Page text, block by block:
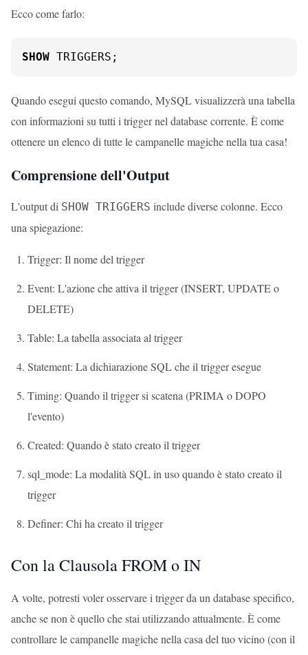
Ecco come farlo:
SHOW TRIGGERS;
Quando esegui questo comando, MySQL visualizzerà una tabella
con informazioni su tutti i trigger nel database corrente. È come
ottenere un elenco di tutte le campanelle magiche nella tua casa!
Comprensione dell'Output
L'output di SHOW TRIGGERS include diverse colonne. Ecco
una spiegazione:
Trigger: Il nome del trigger
Event: L'azione che attiva il trigger (INSERT, UPDATE o
DELETE)
Table: La tabella associata al trigger
Statement: La dichiarazione SQL che il trigger esegue
Timing: Quando il trigger si scatena (PRIMA o DOPO
l'evento)
Created: Quando è stato creato il trigger
sql_mode: La modalità SQL in uso quando è stato creato il
trigger
Definer: Chi ha creato il trigger
Con la Clausola FROM o IN
A volte, potresti voler osservare i trigger da un database specifico,
anche se non è quello che stai utilizzando attualmente. È come
controllare le campanelle magiche nella casa del tuo vicino (con il